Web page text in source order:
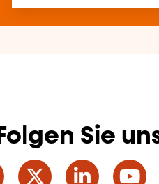
Folgen Sie
Facebook
Twitter